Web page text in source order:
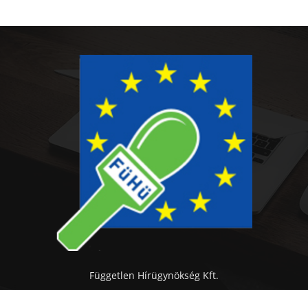
Független Hírügynökség Kft.